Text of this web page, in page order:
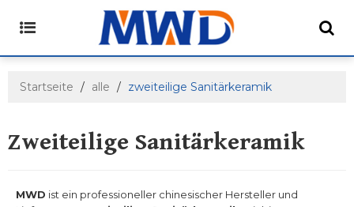
Startseite / alle / zweiteilige Sanitärkeramik
Zweiteilige Sanitärkeramik
MWD ist ein professioneller chinesischer Hersteller und